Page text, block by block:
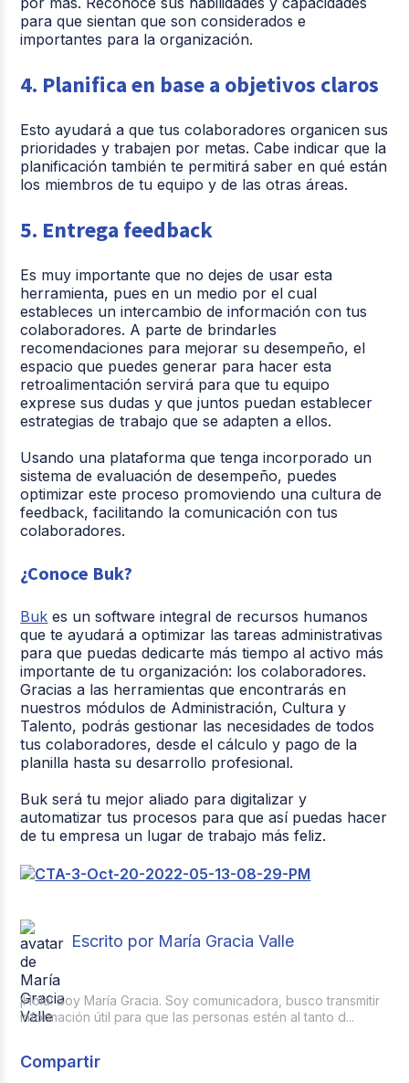
para que sientan que son considerados e
importantes para la organización.
4. Planifica en base a objetivos claros
Esto ayudará a que tus colaboradores organicen sus
prioridades y trabajen por metas. Cabe indicar que la
planificación también te permitirá saber en qué están
los miembros de tu equipo y de las otras áreas.
5. Entrega feedback
Es muy importante que no dejes de usar esta
herramienta, pues en un medio por el cual
estableces un intercambio de información con tus
colaboradores. A parte de brindarles
recomendaciones para mejorar su desempeño, el
espacio que puedes generar para hacer esta
retroalimentación servirá para que tu equipo
exprese sus dudas y que juntos puedan establecer
estrategias de trabajo que se adapten a ellos.
Usando una plataforma que tenga incorporado un
sistema de evaluación de desempeño, puedes
optimizar este proceso promoviendo una cultura de
feedback, facilitando la comunicación con tus
colaboradores.
¿Conoce Buk?
Buk es un software integral de recursos humanos
que te ayudará a optimizar las tareas administrativas
para que puedas dedicarte más tiempo al activo más
importante de tu organización: los colaboradores.
Gracias a las herramientas que encontrarás en
nuestros módulos de Administración, Cultura y
Talento, podrás gestionar las necesidades de todos
tus colaboradores, desde el cálculo y pago de la
planilla hasta su desarrollo profesional.
Buk será tu mejor aliado para digitalizar y
automatizar tus procesos para que así puedas hacer
de tu empresa un lugar de trabajo más feliz.
Escrito por María Gracia Valle
¡Hola! Soy María Gracia. Soy comunicadora, busco transmitir
información útil para que las personas estén al tanto d...
Compartir